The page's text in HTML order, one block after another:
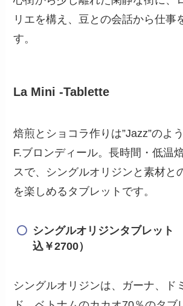
リエを構え、豆との会話から仕事
す。
La Mini -Tablette
焙煎とショコラ作りは”Jazz”のよ
F.ブロンディール。長時間・低温
スで、シングルオリジンと素材と
を楽しめるタブレットです。
シングルオリジンタブレッ
込￥2700）
シングルオリジンは、ガーナ、ド